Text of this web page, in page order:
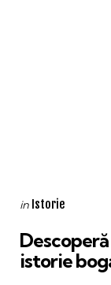
Categories
Posted
in Istorie
istorie